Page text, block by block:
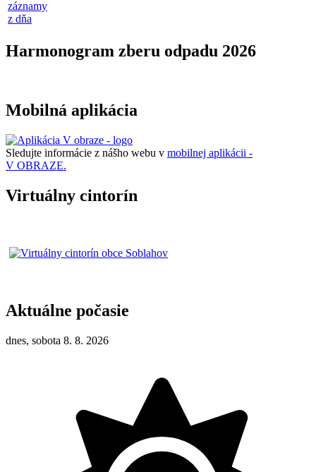
záznamy
z dňa
Harmonogram zberu odpadu 2026
Mobilná aplikácia
Sledujte informácie z nášho webu v mobilnej aplikácii -
V OBRAZE.
Virtuálny cintorín
Aktuálne počasie
dnes, sobota 8. 8. 2026